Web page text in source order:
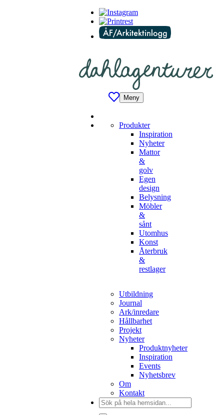
Meny
Produkter
Inspiration
Nyheter
Mattor
&
golv
Egen
design
Belysning
Möbler
&
sånt
Utomhus
Konst
Återbruk
&
restlager
Utbildning
Journal
Ark/inredare
Hållbarhet
Projekt
Nyheter
Produktnyheter
Inspiration
Events
Nyhetsbrev
Om
Kontakt
Sök
efter: